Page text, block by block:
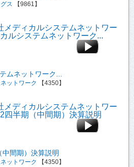
ス 【9861】
ムネットワーク...
ットワーク 【4350】
間期）決算説明
ットワーク 【4350】